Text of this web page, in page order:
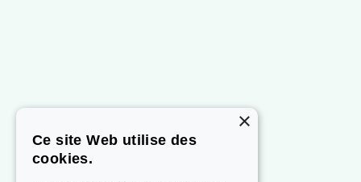
×
Ce site Web utilise des
cookies.